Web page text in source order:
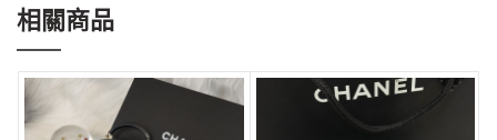
相關商品